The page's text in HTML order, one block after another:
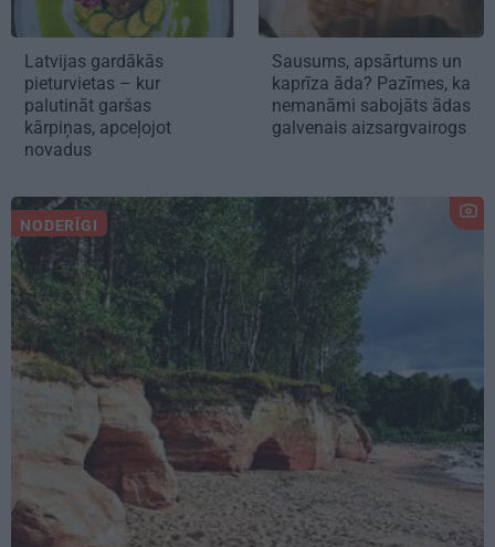
Latvijas gardākās
pieturvietas – kur
palutināt garšas
kārpiņas, apceļojot
novadus
Sausums, apsārtums un
kaprīza āda? Pazīmes, ka
nemanāmi sabojāts ādas
galvenais aizsargvairogs
NODERĪGI